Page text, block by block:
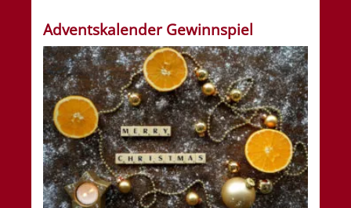
Adventskalender Gewinnspiel